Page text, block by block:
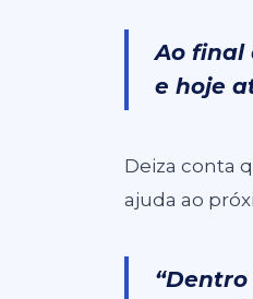
Ao final
e hoje
Deiza conta
ajuda ao